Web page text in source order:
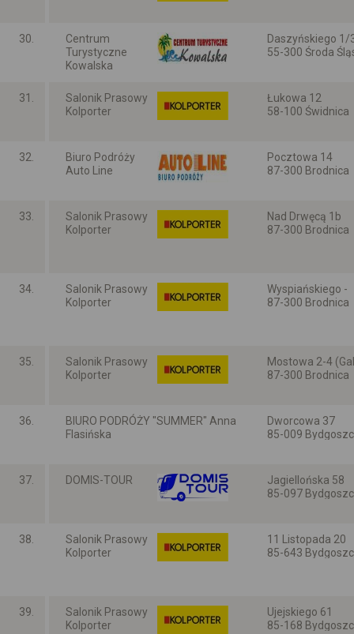
30.
Centrum
Turystyczne
Kowalska
Daszyńskiego 1/
55-300 Środa
31.
Salonik Prasowy
Kolporter
Łukowa 12
58-100 Świdnica
32.
Biuro Podróży
Auto Line
Pocztowa 14
87-300 Brodnica
33.
Salonik Prasowy
Kolporter
Nad Drwęcą 1b
87-300 Brodnica
34.
Salonik Prasowy
Kolporter
Wyspiańskiego -
87-300 Brodnica
35.
Salonik Prasowy
Kolporter
Mostowa 2-4
87-300 Brodnica
36.
BIURO PODRÓŻY "SUMMER" Anna
Flasińska
Dworcowa 37
85-009
37. DOMIS-TOUR
Jagiellońska 58
85-097
38.
Salonik Prasowy
Kolporter
11 Listopada 20
85-643
39.
Salonik Prasowy
Kolporter
Ujejskiego 61
85-168